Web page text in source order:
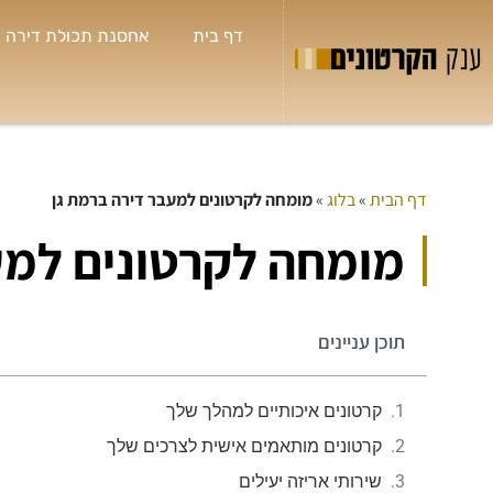
דף בית אחסנת תכולת דירה
דף הבית»בלוג»מומחה לקרטונים למעבר דירה ברמת גן
מומחה לקרטונים
תוכן עניינים
קרטונים איכותיים למהלך שלך
קרטונים מותאמים אישית לצרכים שלך
שירותי אריזה יעילים